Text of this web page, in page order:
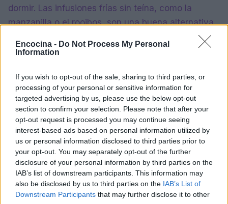
Encocina - Do Not Process My Personal
Information
If you wish to opt-out of the sale, sharing to third parties, or
processing of your personal or sensitive information for
targeted advertising by us, please use the below opt-out
section to confirm your selection. Please note that after your
opt-out request is processed you may continue seeing
interest-based ads based on personal information utilized by
us or personal information disclosed to third parties prior to
your opt-out. You may separately opt-out of the further
disclosure of your personal information by third parties on the
IAB’s list of downstream participants. This information may
also be disclosed by us to third parties on the IAB’s List of
Downstream Participants that may further disclose it to other
dormir. Las infusiones frías sin teína, como la
manzanilla o el rooibos, son una buena alternativa
para mantenerse hidratado sin interrumpir el sueño.
antes de dormir puede marcar una diferencia
significativa. El nutricionistaVíctor Serrano
recomienda una ducha templada en lugar de fría,
ya que ayuda al cuerpo a relajarse de forma más
progresiva. También es crucial crear una rutina
tranquila antes de dormir, evitando estímulos como
el móvil y optando por actividades como leer un
libro en papel.
Una cena ligera, fresca y bien equilibrada,